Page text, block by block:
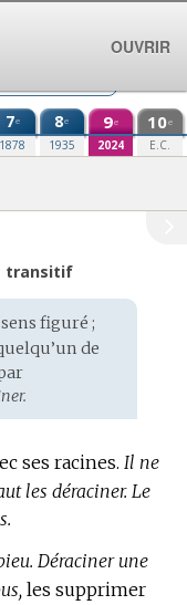
7e
1878
8e
1935
9e
2024
10e
E.C.
transitif
figuré ;
de
ses racines. Il ne
les déraciner. Le
Déraciner une
les supprimer
OUVRIR